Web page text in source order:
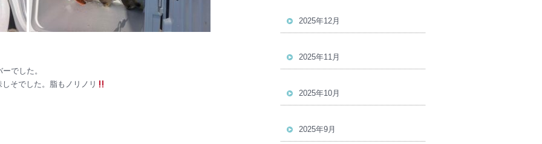
でした。
そでした。脂もノリノリ
2025年12月
2025年11月
2025年10月
2025年9月